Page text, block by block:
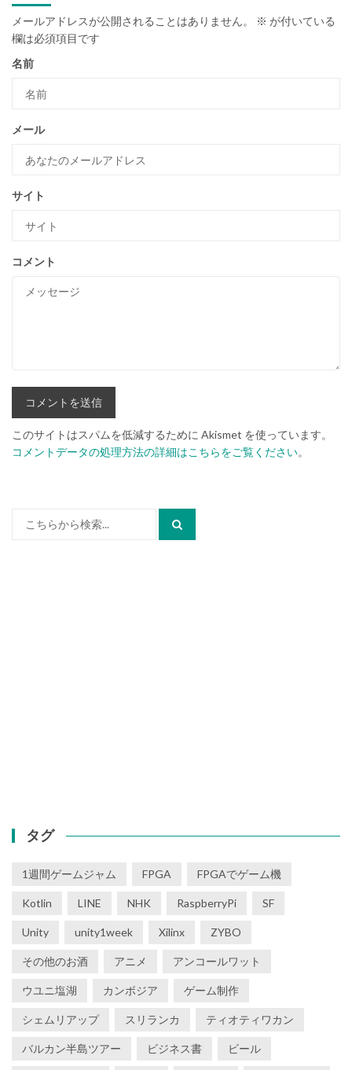
メールアドレスが公開されることはありません。 ※ が付いている
欄は必須項目です
名前
メール
サイト
コメント
このサイトはスパムを低減するために Akismet を使っています。
コメントデータの処理方法の詳細はこちらをご覧ください。
タグ
1週間ゲームジャム FPGA FPGAでゲーム機
Kotlin LINE NHK RaspberryPi SF
Unity unity1week Xilinx ZYBO
その他のお酒 アニメ アンコールワット
ウユニ塩湖 カンボジア ゲーム制作
シェムリアップ スリランカ ティオティワカン
バルカン半島ツアー ビジネス書 ビール